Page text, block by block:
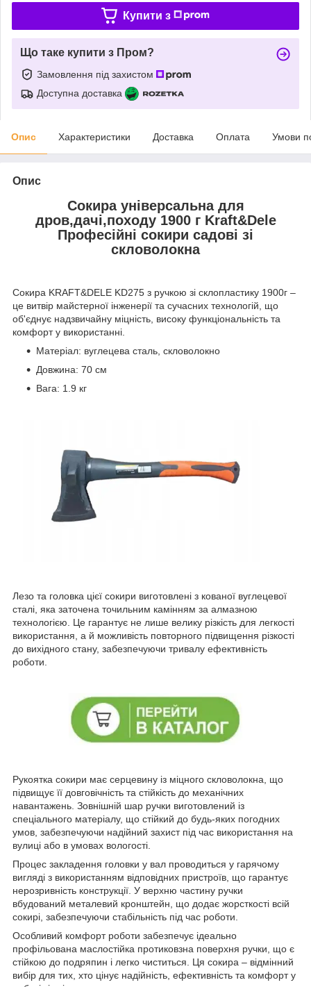
Купити з
Що таке купити з Пром?
Замовлення під захистом
Доступна доставка
Опис Характеристики Доставка Оплата Умови
Опис
Сокира універсальна для
дров,дачі,походу 1900 г Kraft&Dele
Професійні сокири садові зі
скловолокна
Сокира KRAFT&DELE KD275 з ручкою зі склопластику 1900г –
це витвір майстерної інженерії та сучасних технологій, що
об'єднує надзвичайну міцність, високу функціональність та
комфорт у використанні.
Матеріал: вуглецева сталь, скловолокно
Довжина: 70 см
Вага: 1.9 кг
Лезо та головка цієї сокири виготовлені з кованої вуглецевої
сталі, яка заточена точильним камінням за алмазною
технологією. Це гарантує не лише велику різкість для легкості
використання, а й можливість повторного підвищення різкості
до вихідного стану, забезпечуючи тривалу ефективність
роботи.
Рукоятка сокири має серцевину із міцного скловолокна, що
підвищує її довговічність та стійкість до механічних
навантажень. Зовнішній шар ручки виготовлений із
спеціального матеріалу, що стійкий до будь-яких погодних
умов, забезпечуючи надійний захист під час використання на
вулиці або в умовах вологості.
Процес закладення головки у вал проводиться у гарячому
вигляді з використанням відповідних пристроїв, що гарантує
нерозривність конструкції. У верхню частину ручки
вбудований металевий кронштейн, що додає жорсткості всій
сокирі, забезпечуючи стабільність під час роботи.
Особливий комфорт роботи забезпечує ідеально
профільована маслостійка протиковзна поверхня ручки, що є
стійкою до подряпин і легко чиститься. Ця сокира – відмінний
вибір для тих, хто цінує надійність, ефективність та комфорт у